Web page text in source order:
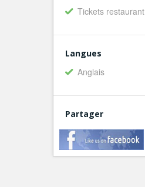
Tickets restaurant
Langues
Anglais
Partager